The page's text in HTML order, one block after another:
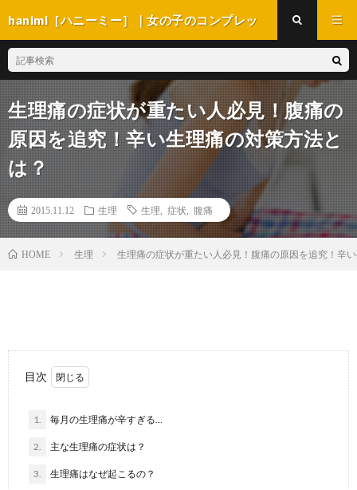
hanimi［ハニーミー］｜女の子のコンプレッ
生理痛の症状が重たい人必見！腹痛の
原因を追究！辛い生理痛の対策方法と
は？
2015.11.12 生理 生理 症状 腹痛
HOME 生理 生理痛の症状が重たい人必見！腹痛の原因を追究！辛
目次
1. 毎月の生理痛が辛すぎる…
2. 主な生理痛の症状は？
3. 生理痛はなぜ起こるの？